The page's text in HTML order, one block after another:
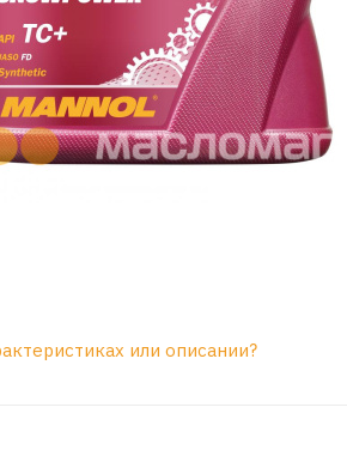
или описании?